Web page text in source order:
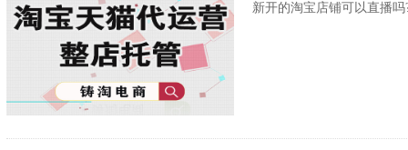
新开的淘宝店铺可以直播